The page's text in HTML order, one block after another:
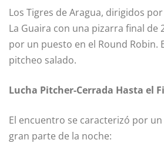
Los Tigres de Aragua, dirigidos
La Guaira con una pizarra final de
por un puesto en el Round
pitcheo salado.
Lucha Pitcher-Cerrada Hasta el
El encuentro se caracterizó por
gran parte de la noche: